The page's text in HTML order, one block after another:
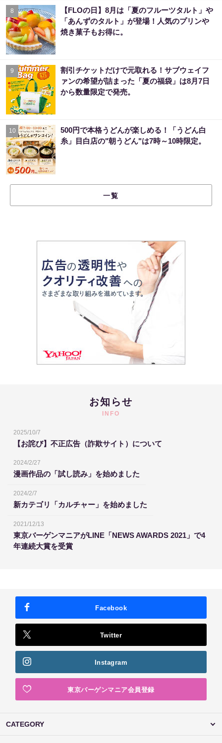
8
【FLOの日】8月は「夏のフルーツタルト」や
「あんずのタルト」が登場！人気のプリンや
焼き菓子もお得に。
9
割引チケットだけで元取れる！サブウェイフ
ァンの希望が詰まった「夏の福袋」は8月7日
から数量限定で発売。
10
500円で本格うどんが楽しめる！「うどん白
糸」目白店の"朝うどん"は7時～10時限定。
一覧
お知らせ
INFO
2025/10/7
【お詫び】不正広告（詐欺サイト）について
2024/2/27
漫画作品の「試し読み」を始めました
2024/2/7
新カテゴリ「カルチャー」を始めました
2021/12/13
東京バーゲンマニアがLINE「NEWS AWARDS 2021」で4
年連続大賞を受賞
Facebook
Twitter
Instagram
東京バーゲンマニア会員登録
CATEGORY